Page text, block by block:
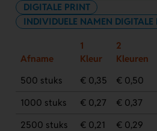
DIGITALE PRINT
INDIVIDUELE NAMEN DIGITALE
Afname
1
Kleur
2
Kleuren
500 stuks
€ 0,35 € 0,50
1000 stuks
€ 0,27 € 0,37
2500 stuks
€ 0,21 € 0,29